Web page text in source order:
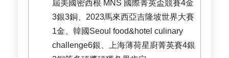
屆美國密西根 MNS 國際菁英盃競賽4金
3銀3銅、2023馬來西亞吉隆坡世界大賽
1金、韓國Seoul food&hotel culinary
challenge6銀、上海薄荷星廚菁英賽4銀